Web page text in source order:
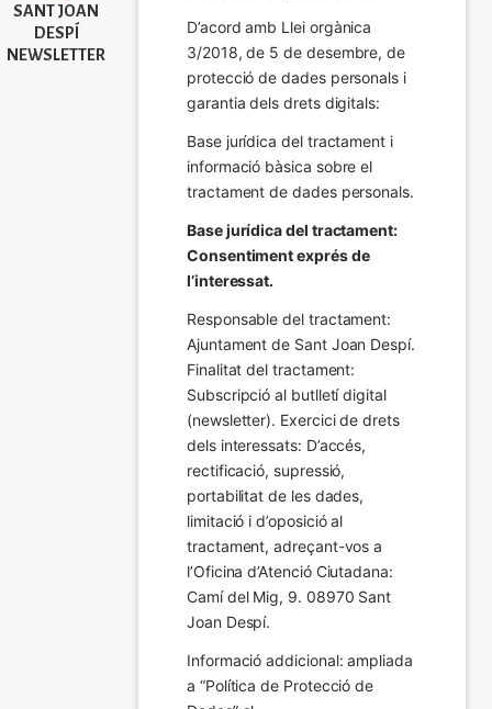
SANT JOAN
DESPÍ
NEWSLETTER
D’acord amb Llei orgànica
3/2018, de 5 de desembre, de
protecció de dades personals i
garantia dels drets digitals:
Base jurídica del tractament i
informació bàsica sobre el
tractament de dades personals.
Base jurídica del tractament:
Consentiment exprés de
l’interessat.
Responsable del tractament:
Ajuntament de Sant Joan Despí.
Finalitat del tractament:
Subscripció al butlletí digital
(newsletter). Exercici de drets
dels interessats: D’accés,
rectificació, supressió,
portabilitat de les dades,
limitació i d’oposició al
tractament, adreçant-vos a
l’Oficina d’Atenció Ciutadana:
Camí del Mig, 9. 08970 Sant
Joan Despí.
Informació addicional: ampliada
a “Política de Protecció de